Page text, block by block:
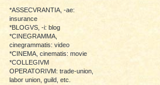
*ASSECVRANTIA, -ae:
insurance
*BLOGVS, -i: blog
*CINEGRAMMA,
cinegrammatis: video
*CINEMA, cinematis: movie
*COLLEGIVM
OPERATORIVM: trade-union,
labor union, guild, etc.